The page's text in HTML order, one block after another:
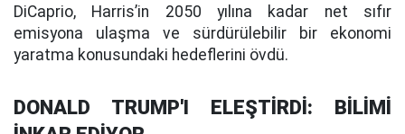
DiCaprio, Harris’in 2050 yılına kadar net sıfır
emisyona ulaşma ve sürdürülebilir bir ekonomi
yaratma konusundaki hedeflerini övdü.
DONALD TRUMP'I ELEŞTİRDİ: BİLİMİ